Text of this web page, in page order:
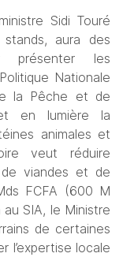
Sidi Touré
aura des
présenter les
Nationale
la Pêche et de
en lumière la
animales et
veut réduire
de viandes et de
FCFA (600 M
au SIA, le Ministre
de certaines
l’expertise locale